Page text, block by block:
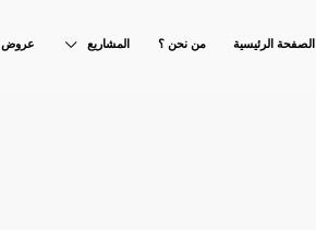
الصفحة الرئيسية من نحن ؟ المشاريع عروض